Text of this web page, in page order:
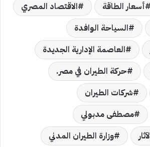
أسعار الطاقة
الاقتصاد المصري
السياحة الوافدة
العاصمة الإدارية الجديدة
حركة الطيران في مصر.
شركات الطيران
مصطفى مدبولي
وزارة الطيران المدني